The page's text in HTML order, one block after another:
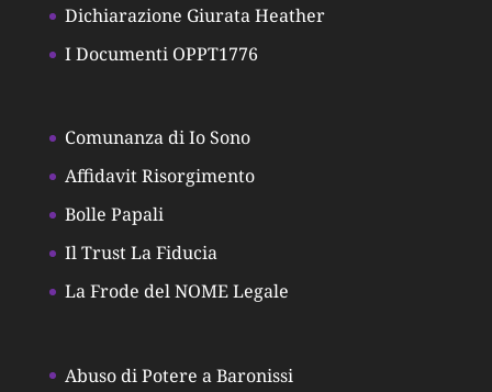
Dichiarazione Giurata Heather
I Documenti OPPT1776
Comunanza di Io Sono
Affidavit Risorgimento
Bolle Papali
Il Trust La Fiducia
La Frode del NOME Legale
Abuso di Potere a Baronissi